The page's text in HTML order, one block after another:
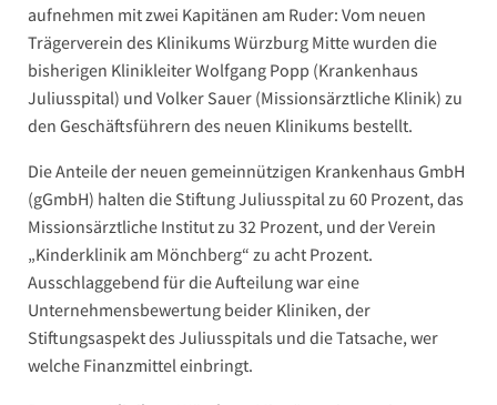
aufnehmen mit zwei Kapitänen am Ruder: Vom neuen
Trägerverein des Klinikums Würzburg Mitte wurden die
bisherigen Klinikleiter Wolfgang Popp (Krankenhaus
Juliusspital) und Volker Sauer (Missionsärztliche Klinik) zu
den Geschäftsführern des neuen Klinikums bestellt.
Die Anteile der neuen gemeinnützigen Krankenhaus GmbH
(gGmbH) halten die Stiftung Juliusspital zu 60 Prozent, das
Missionsärztliche Institut zu 32 Prozent, und der Verein
„Kinderklinik am Mönchberg“ zu acht Prozent.
Ausschlaggebend für die Aufteilung war eine
Unternehmensbewertung beider Kliniken, der
Stiftungsaspekt des Juliusspitals und die Tatsache, wer
welche Finanzmittel einbringt.